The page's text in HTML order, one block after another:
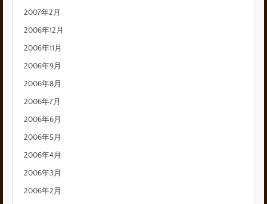
2007年2月
2006年12月
2006年11月
2006年9月
2006年8月
2006年7月
2006年6月
2006年5月
2006年4月
2006年3月
2006年2月